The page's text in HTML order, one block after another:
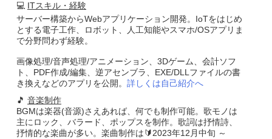
💻 ITスキル・経験
サーバー構築からWebアプリケーション開発。IoTをはじめ
とする電子工作、ロボット、人工知能やスマホ/OSアプリま
で分野問わず経験。
画像処理/音声処理/アニメーション、3Dゲーム、会計ソフ
ト、PDF作成/編集、逆アセンブラ、EXE/DLLファイルの書
き換えなどのアプリを公開。 詳しくは自己紹介へ
🎵 音楽制作
BGMは楽器(音源)さえあれば、何でも制作可能。歌モノは
主にロック、バラード、ポップスを制作。歌詞は抒情詩、
抒情的な楽曲が多い。楽曲制作は🔰2023年12月中旬 ～